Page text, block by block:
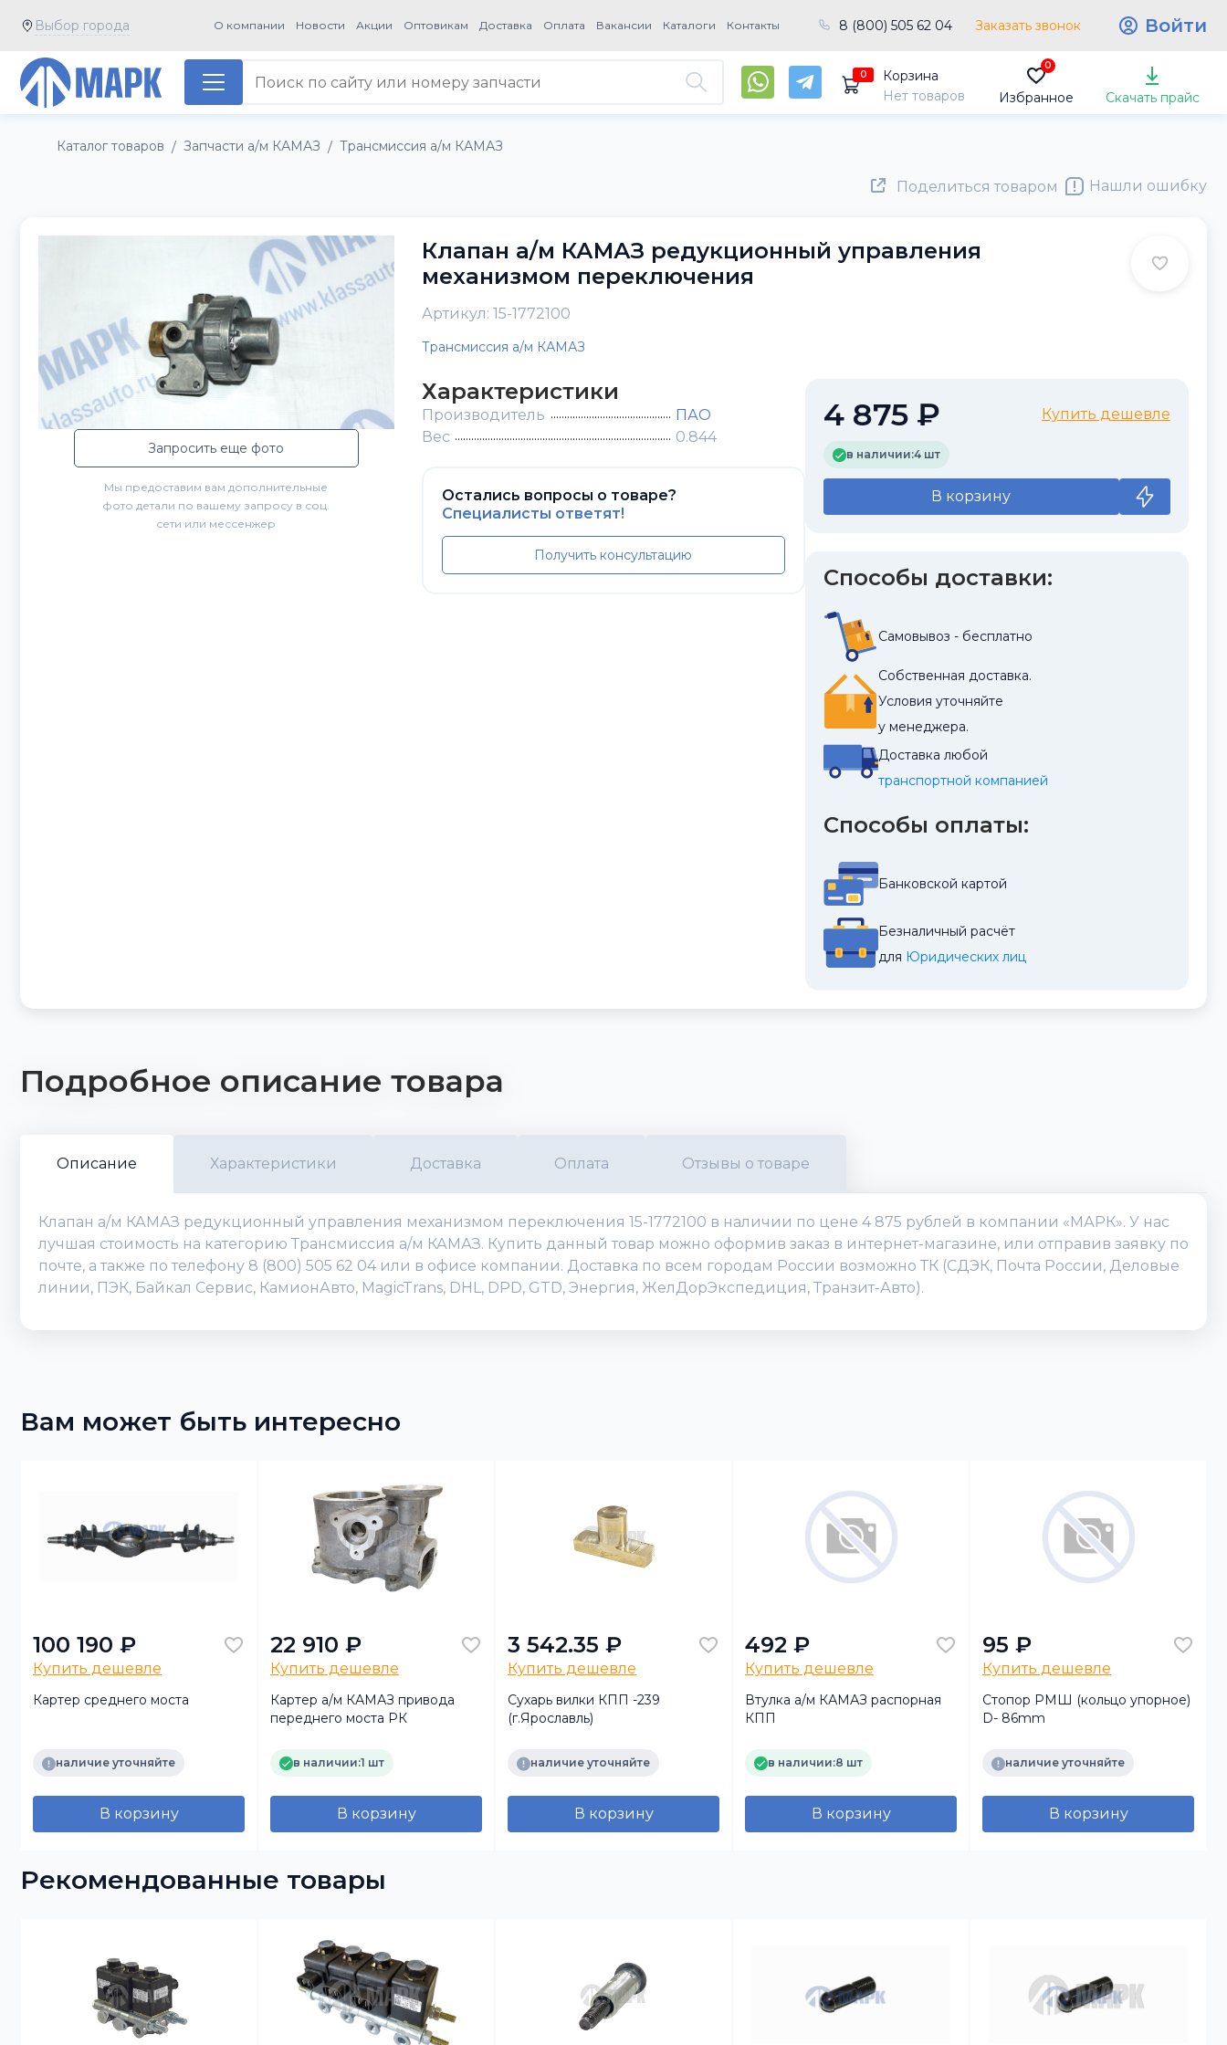
Выбор города О компании Новости Акции Оптовикам Доставка Оплата Вакансии Каталоги Контакты 8 (800) 505 62 04 Заказать звонок Войти
0
Корзина
Нет товаров
0
Избранное Скачать прайс
Каталог товаров / Запчасти а/м КАМАЗ / Трансмиссия а/м КАМАЗ
Поделиться товаром Нашли ошибку
Запросить еще фото
Мы предоставим вам дополнительные
фото детали по вашему запросу в соц.
сети или мессенжер
Клапан а/м КАМАЗ редукционный управления
механизмом переключения
Артикул: 15-1772100
Трансмиссия а/м КАМАЗ
Характеристики
Производитель
ПАО
Вес
0.844
Остались вопросы о товаре?
Специалисты ответят!
Получить консультацию
4 875 ₽ Купить дешевле
в наличии:4 шт
В корзину
Способы доставки:
Самовывоз - бесплатно
Собственная доставка.
Условия уточняйте
у менеджера.
Доставка любой
транспортной компанией
Способы оплаты:
Банковской картой
Безналичный расчёт
для Юридических лиц
Подробное описание товара
Описание Характеристики Доставка Оплата Отзывы о товаре
Клапан а/м КАМАЗ редукционный управления механизмом переключения 15-1772100 в наличии по цене 4 875 рублей в компании «МАРК». У нас
лучшая стоимость на категорию Трансмиссия а/м КАМАЗ. Купить данный товар можно оформив заказ в интернет-магазине, или отправив заявку по
почте, а также по телефону 8 (800) 505 62 04 или в офисе компании. Доставка по всем городам России возможно ТК (СДЭК, Почта России, Деловые
линии, ПЭК, Байкал Сервис, КамионАвто, MagicTrans, DHL, DPD, GTD, Энергия, ЖелДорЭкспедиция, Транзит-Авто).
Вам может быть интересно
100 190 ₽
Купить дешевле
Картер среднего моста
наличие уточняйте
В корзину
22 910 ₽
Купить дешевле
Картер а/м КАМАЗ привода
переднего моста РК
в наличии:1 шт
В корзину
3 542.35 ₽
Купить дешевле
Сухарь вилки КПП -239
(г.Ярославль)
наличие уточняйте
В корзину
492 ₽
Купить дешевле
Втулка а/м КАМАЗ распорная
КПП
в наличии:8 шт
В корзину
95 ₽
Купить дешевле
Стопор РМШ (кольцо упорное)
D- 86mm
наличие уточняйте
В корзину
Рекомендованные товары